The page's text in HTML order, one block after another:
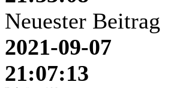
Neuester Beitrag
2021-09-07
21:07:13